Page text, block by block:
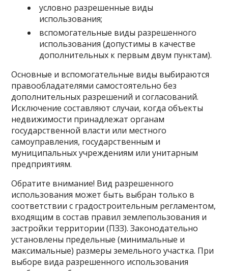
условно разрешенные виды
использования;
вспомогательные виды разрешенного
использования (допустимы в качестве
дополнительных к первым двум пунктам).
Основные и вспомогательные виды выбираются
правообладателями самостоятельно без
дополнительных разрешений и согласований.
Исключение составляют случаи, когда объекты
недвижимости принадлежат органам
государственной власти или местного
самоуправления, государственным и
муниципальных учреждениям или унитарным
предприятиям.
Обратите внимание! Вид разрешенного
использования может быть выбран только в
соответствии с градостроительным регламентом,
входящим в состав правил землепользования и
застройки территории (ПЗЗ). Законодательно
установлены предельные (минимальные и
максимальные) размеры земельного участка. При
выборе вида разрешенного использования